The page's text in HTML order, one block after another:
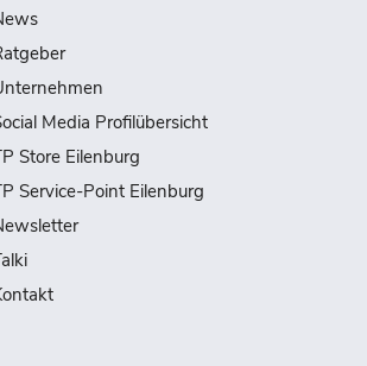
Media Profilübersicht
Store Eilenburg
Service-Point Eilenburg